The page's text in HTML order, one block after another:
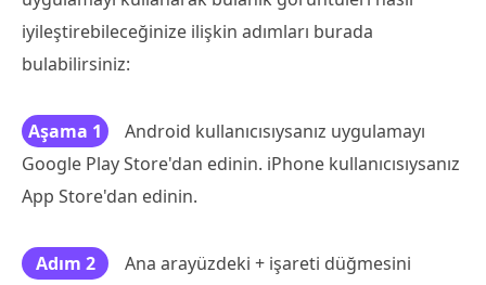
iyileştirebileceğinize ilişkin adımları burada
bulabilirsiniz:
Aşama 1
Android kullanıcısıysanız uygulamayı
Google Play Store'dan edinin. iPhone kullanıcısıysanız
App Store'dan edinin.
Adım 2
Ana arayüzdeki + işareti düğmesini